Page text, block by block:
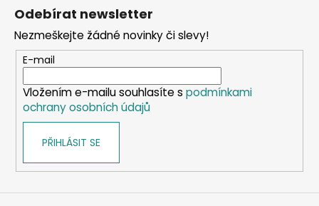
Odebírat newsletter
Nezmeškejte žádné novinky či slevy!
E-mail
Vložením e-mailu souhlasíte s podmínkami
ochrany osobních údajů
PŘIHLÁSIT SE